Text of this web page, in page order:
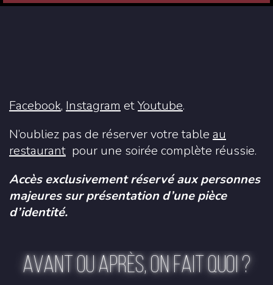
Facebook, Instagram etYoutube.
N’oubliez pas de réserver votre table au
restaurant pour une soirée complète réussie.
Accès exclusivement réservé aux personnes
majeures sur présentation d’une pièce
d’identité.
AVANT OU APRÈS, ON FAIT QUOI ?